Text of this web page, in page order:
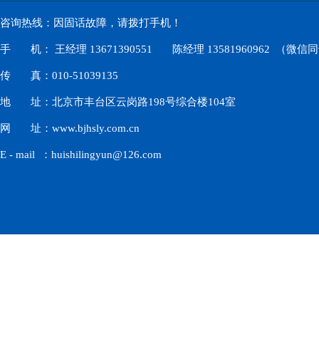
咨询热线：因固话故障，请拨打手机！
手 机： 王经理 13671390551 陈经理 13581960962 （微信同
传 真：010-51039135
地 址：北京市丰台区云岗路198号综合楼104室
网 址：www.bjhsly.com.cn
E - mail ：huishilingyun@126.com